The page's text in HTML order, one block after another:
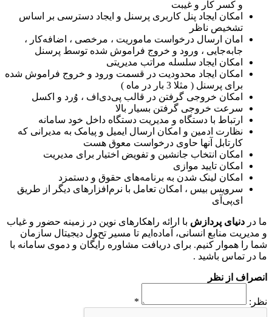
و کسر کار و غیبت
امکان ایجاد پنل کاربری پرسنل و ایجاد دسترسی بر اساس
تشخیص ناظر
امان ارسال درخواست ماموریت ، مرخصی ، اضافه‌کار ،
جابه‌جایی ، ورود و خروج فراموش شده توسط پرسنل
امکان ایجاد سلسله مراتب مدیریتی
امکان ایجاد محدودیت در قسمت ورود و خروج فراموش شده
برای پرسنل ( مثلا 3 بار در ماه )
امکان خروجی گرفتن در قالب پی‌دی‌اف ، وُرد و اکسل
سرعت خروجی گرفتن بسیار بالا
ارتباط با دستگاه و مدیریت دستگاه داخل خود سامانه
نظارت ادمین و امکان ارسال ایمیل و پیامک به مدیرانی که
کارتابل آنها حاوی درخواست معوق هست
امکان انتخاب جانشین و تفویض اختیار برای مدیریت
امکان تایید موازی
امکان لینک شدن به برنامه‌های حقوق و دستمزد
سرویس بیس ، امکان تعامل با نرم‌افزارهای دیگر از طریق
ای‌پی‌آی
ما در دنیای پردازش با ارائه راهکارهای نوین در زمینه حضور و غیاب
و مدیریت منابع انسانی، آماده‌ایم تا مسیر تحول دیجیتال سازمان
شما را هموار کنیم. برای دریافت مشاوره رایگان و دموی سامانه با
ما در تماس باشید .
انصراف از نظر
نظر: *